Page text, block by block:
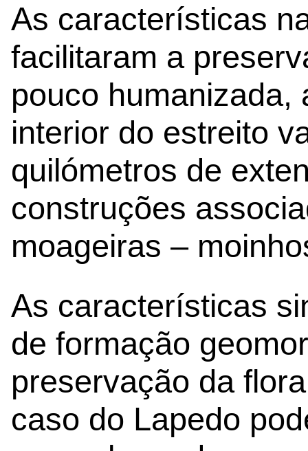
As características
facilitaram a
pouco humanizada,
interior do estreito
quilómetros de
construções
moageiras –
As características
de formação
preservação da
caso do Lapedo